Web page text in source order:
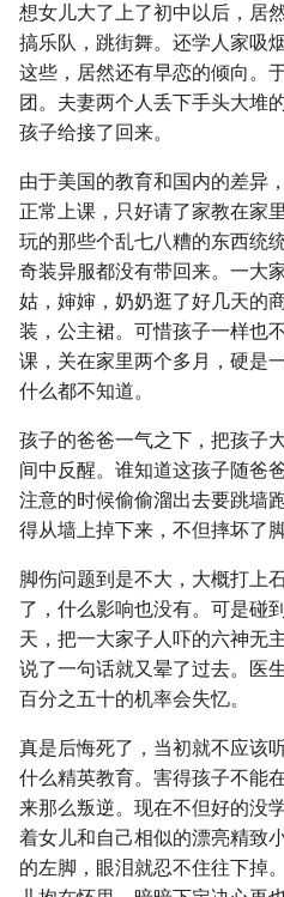
想女儿大了上了初中以后，居
搞乐队，跳街舞。还学人家吸
这些，居然还有早恋的倾向。
团。夫妻两个人丢下手头大堆
孩子给接了回来。
由于美国的教育和国内的差异
正常上课，只好请了家教在家
玩的那些个乱七八糟的东西统
奇装异服都没有带回来。一大
姑，婶婶，奶奶逛了好几天的
装，公主裙。可惜孩子一样也
课，关在家里两个多月，硬是
什么都不知道。
孩子的爸爸一气之下，把孩子
间中反醒。谁知道这孩子随爸
注意的时候偷偷溜出去要跳墙
得从墙上掉下来，不但摔坏了
脚伤问题到是不大，大概打上
了，什么影响也没有。可是碰
天，把一大家子人吓的六神无
说了一句话就又晕了过去。医
百分之五十的机率会失忆。
真是后悔死了，当初就不应该
什么精英教育。害得孩子不能
来那么叛逆。现在不但好的没
着女儿和自己相似的漂亮精致
的左脚，眼泪就忍不住往下掉